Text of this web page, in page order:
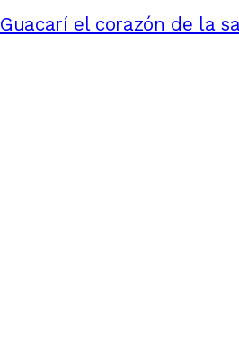
Guacarí el corazón de la